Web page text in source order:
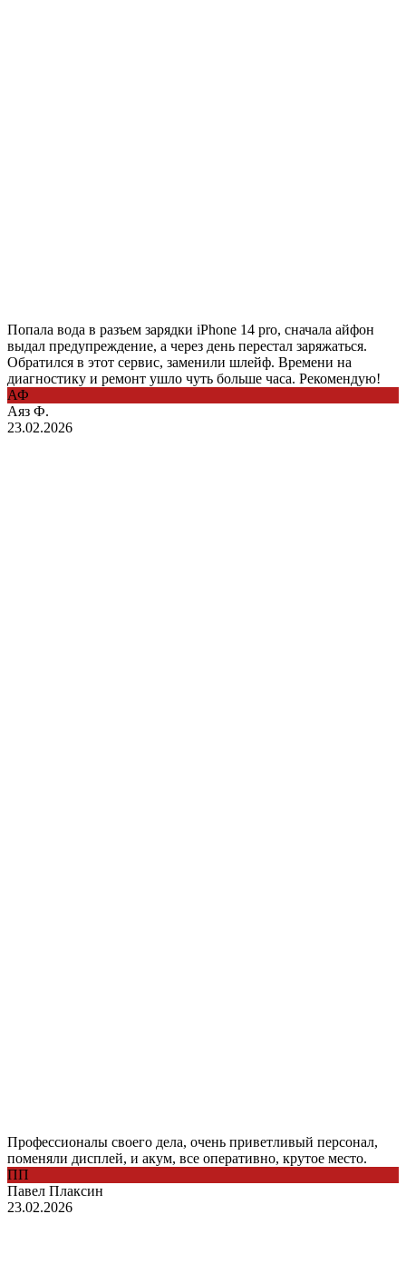
Попала вода в разъем зарядки iPhone 14 pro, сначала айфон
выдал предупреждение, а через день перестал заряжаться.
Обратился в этот сервис, заменили шлейф. Времени на
диагностику и ремонт ушло чуть больше часа. Рекомендую!
АФ
Аяз Ф.
23.02.2026
Профессионалы своего дела, очень приветливый персонал,
поменяли дисплей, и акум, все оперативно, крутое место.
ПП
Павел Плаксин
23.02.2026